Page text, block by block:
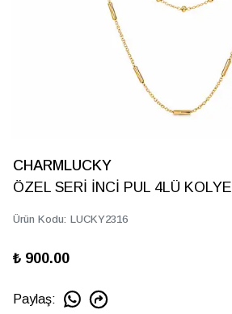
CHARMLUCKY
ÖZEL SERİ İNCİ PUL 4LÜ KOLYE
Ürün Kodu: LUCKY2316
₺ 900.00
Paylaş: